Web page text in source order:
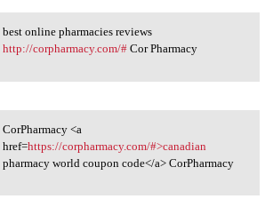
online pharmacies
best online pharmacies reviews
http://corpharmacy.com/#Cor Pharmacy
<a href=https:/
CorPharmacy <a
href=https://corpharmacy.com/#>canadian
pharmacy world coupon code</a> CorPharmacy